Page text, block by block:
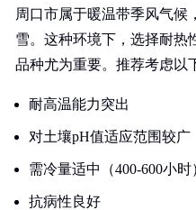
周口市属于暖温带季风气候
雪。这种环境下，选择耐热
品种尤为重要。推荐考虑以
耐高温能力突出
对土壤pH值适应范围较广
需冷量适中（400-600小时
抗病性良好